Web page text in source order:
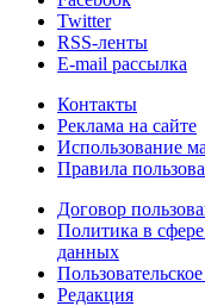
Twitter
RSS-ленты
E-mail рассылка
Контакты
Реклама на сайте
Использование
Правила
Договор
Политика в
данных
Редакция